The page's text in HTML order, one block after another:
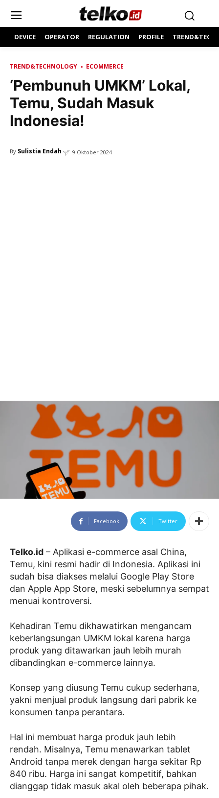
DEVICE OPERATOR REGULATION PROFILE
TREND&TECHNOLOGY ECOMMERCE
‘Pembunuh UMKM’ Lokal,
Temu, Sudah Masuk
Indonesia!
By Sulistia Endah 9 Oktober 2024
Facebook Twitter
Telko.id – Aplikasi e-commerce asal China,
Temu, kini resmi hadir di Indonesia. Aplikasi ini
sudah bisa diakses melalui Google Play Store
dan Apple App Store, meski sebelumnya sempat
menuai kontroversi.
Kehadiran Temu dikhawatirkan mengancam
keberlangsungan UMKM lokal karena harga
produk yang ditawarkan jauh lebih murah
dibandingkan e-commerce lainnya.
Konsep yang diusung Temu cukup sederhana,
yakni menjual produk langsung dari pabrik ke
konsumen tanpa perantara.
Hal ini membuat harga produk jauh lebih
rendah. Misalnya, Temu menawarkan tablet
Android tanpa merek dengan harga sekitar Rp
840 ribu. Harga ini sangat kompetitif, bahkan
dianggap tidak masuk akal oleh beberapa pihak.